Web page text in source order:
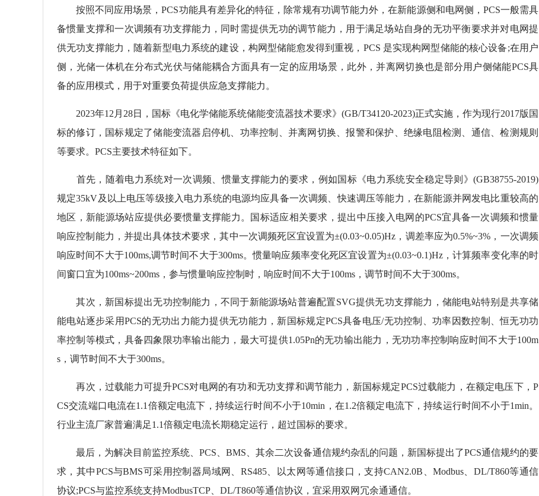
按照不同应用场景，PCS功能具有差异化的特征，除常规有功调节能力外，在新能源侧和电网侧，PCS一般需具
备惯量支撑和一次调频有功支撑能力，同时需提供无功的调节能力，用于满足场站自身的无功平衡要求并对电网提
供无功支撑能力，随着新型电力系统的建设，构网型储能愈发得到重视，PCS 是实现构网型储能的核心设备;在用户
侧，光储一体机在分布式光伏与储能耦合方面具有一定的应用场景，此外，并离网切换也是部分用户侧储能PCS具
备的应用模式，用于对重要负荷提供应急支撑能力。
2023年12月28日，国标《电化学储能系统储能变流器技术要求》(GB/T34120-2023)正式实施，作为现行2017版国
标的修订，国标规定了储能变流器启停机、功率控制、并离网切换、报警和保护、绝缘电阻检测、通信、检测规则
等要求。PCS主要技术特征如下。
首先，随着电力系统对一次调频、惯量支撑能力的要求，例如国标《电力系统安全稳定导则》(GB38755-2019)
规定35kV及以上电压等级接入电力系统的电源均应具备一次调频、快速调压等能力，在新能源并网发电比重较高的
地区，新能源场站应提供必要惯量支撑能力。国标适应相关要求，提出中压接入电网的PCS宜具备一次调频和惯量
响应控制能力，并提出具体技术要求，其中一次调频死区宜设置为±(0.03~0.05)Hz，调差率应为0.5%~3%，一次调频
响应时间不大于100ms,调节时间不大于300ms。惯量响应频率变化死区宜设置为±(0.03~0.1)Hz，计算频率变化率的时
间窗口宜为100ms~200ms，参与惯量响应控制时，响应时间不大于100ms，调节时间不大于300ms。
其次，新国标提出无功控制能力，不同于新能源场站普遍配置SVG提供无功支撑能力，储能电站特别是共享储
能电站逐步采用PCS的无功出力能力提供无功能力，新国标规定PCS具备电压/无功控制、功率因数控制、恒无功功
率控制等模式，具备四象限功率输出能力，最大可提供1.05Pn的无功输出能力，无功功率控制响应时间不大于100m
s，调节时间不大于300ms。
再次，过载能力可提升PCS对电网的有功和无功支撑和调节能力，新国标规定PCS过载能力，在额定电压下，P
CS交流端口电流在1.1倍额定电流下，持续运行时间不小于10min，在1.2倍额定电流下，持续运行时间不小于1min。
行业主流厂家普遍满足1.1倍额定电流长期稳定运行，超过国标的要求。
最后，为解决目前监控系统、PCS、BMS、其余二次设备通信规约杂乱的问题，新国标提出了PCS通信规约的要
求，其中PCS与BMS可采用控制器局域网、RS485、以太网等通信接口，支持CAN2.0B、Modbus、DL/T860等通信
协议;PCS与监控系统支持ModbusTCP、DL/T860等通信协议，宜采用双网冗余通通信。